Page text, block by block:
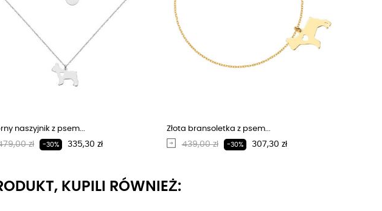
naszyjnik z psem...
cena
zł -30% Cena
335,30 zł
Złota bransoletka z psem...
Regularna cena
439,00 zł -30% Cena
307,30 zł
KUPILI RÓWNIEŻ: